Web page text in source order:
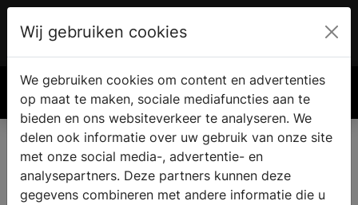
€ 0.00
Nieuwe keuken in Eerbeek
Wij gebruiken cookies
We gebruiken cookies om content en advertenties
op maat te maken, sociale mediafuncties aan te
bieden en ons websiteverkeer te analyseren. We
delen ook informatie over uw gebruik van onze site
met onze social media-, advertentie- en
analysepartners. Deze partners kunnen deze
gegevens combineren met andere informatie die u